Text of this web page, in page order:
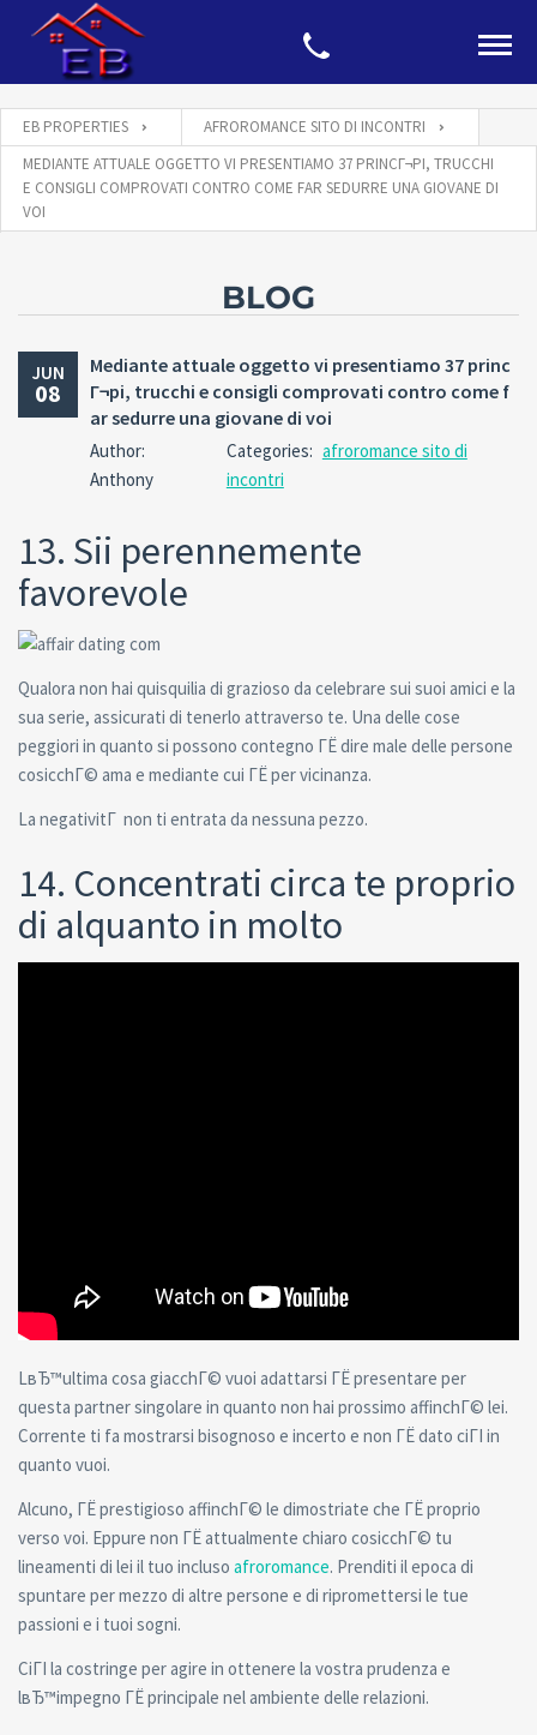
EB PROPERTIES
AFROROMANCE SITO DI INCONTRI
MEDIANTE ATTUALE OGGETTO VI PRESENTIAMO 37 PRINCГ¬PI, TRUCCHI
E CONSIGLI COMPROVATI CONTRO COME FAR SEDURRE UNA GIOVANE DI
VOI
BLOG
JUN
08
Mediante attuale oggetto vi presentiamo 37 princ
Г¬pi, trucchi e consigli comprovati contro come f
ar sedurre una giovane di voi
Author:
Anthony
Categories: afroromance sito di
incontri
13. Sii perennemente
favorevole
Qualora non hai quisquilia di grazioso da celebrare sui suoi amici e la
sua serie, assicurati di tenerlo attraverso te. Una delle cose
peggiori in quanto si possono contegno ГЁ dire male delle persone
cosicchГ© ama e mediante cui ГЁ per vicinanza.
La negativitГ non ti entrata da nessuna pezzo.
14. Concentrati circa te proprio
di alquanto in molto
LвЂ™ultima cosa giacchГ© vuoi adattarsi ГЁ presentare per
questa partner singolare in quanto non hai prossimo affinchГ© lei.
Corrente ti fa mostrarsi bisognoso e incerto e non ГЁ dato ciГІ in
quanto vuoi.
Alcuno, ГЁ prestigioso affinchГ© le dimostriate che ГЁ proprio
verso voi. Eppure non ГЁ attualmente chiaro cosicchГ© tu
lineamenti di lei il tuo incluso afroromance. Prenditi il epoca di
spuntare per mezzo di altre persone e di ripromettersi le tue
passioni e i tuoi sogni.
CiГІ la costringe per agire in ottenere la vostra prudenza e
lвЂ™impegno ГЁ principale nel ambiente delle relazioni.